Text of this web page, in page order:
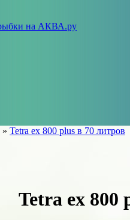
» Tetra ex 800 plus в 70 литров
Tetra ex 800